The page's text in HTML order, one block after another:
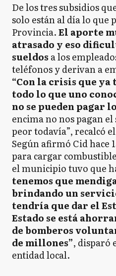
De los tres subsidios
solo están al día lo que
Provincia.El aporte
atrasado y eso
sueldos a los
teléfonos y derivan a
“Con la crisis que ya
todo lo que uno
no se pueden pagar
encima no nos pagan
peor todavía”, recalcó
Según afirmó Cid hace
para cargar
el municipio tuvo que
tenemos que
brindando un
tendría que dar el
Estado se está
de bomberos
de millones”, disparó
entidad local.